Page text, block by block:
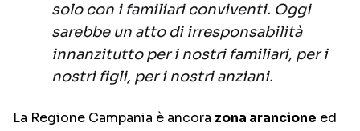
solo con i familiari conviventi. Oggi
sarebbe un atto di irresponsabilità
innanzitutto per i nostri familiari, per i
nostri figli, per i nostri anziani.
La Regione Campania è ancora zona arancione ed